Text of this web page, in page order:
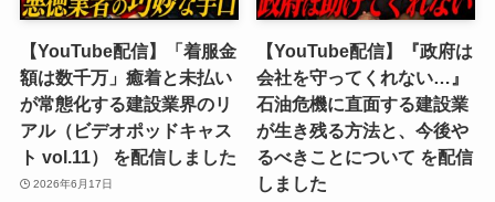
【YouTube配信】「着服金
額は数千万」癒着と未払い
が常態化する建設業界のリ
アル（ビデオポッドキャス
ト vol.11） を配信しました
2026年6月17日
【YouTube配信】『政府は
会社を守ってくれない…』
石油危機に直面する建設業
が生き残る方法と、今後や
るべきことについて を配信
しました